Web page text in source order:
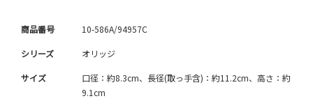
商品番号 10-586A/94957C
シリーズ オリッジ
サイズ
口径：約8.3cm、長径(取っ手含)：約11.2cm、高さ：約
9.1cm